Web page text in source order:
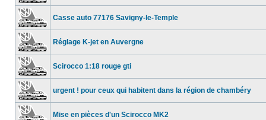
Casse auto 77176 Savigny-le-Temple
Réglage K-jet en Auvergne
Scirocco 1:18 rouge gti
urgent ! pour ceux qui habitent dans la région de chambéry
Mise en pièces d'un Scirocco MK2